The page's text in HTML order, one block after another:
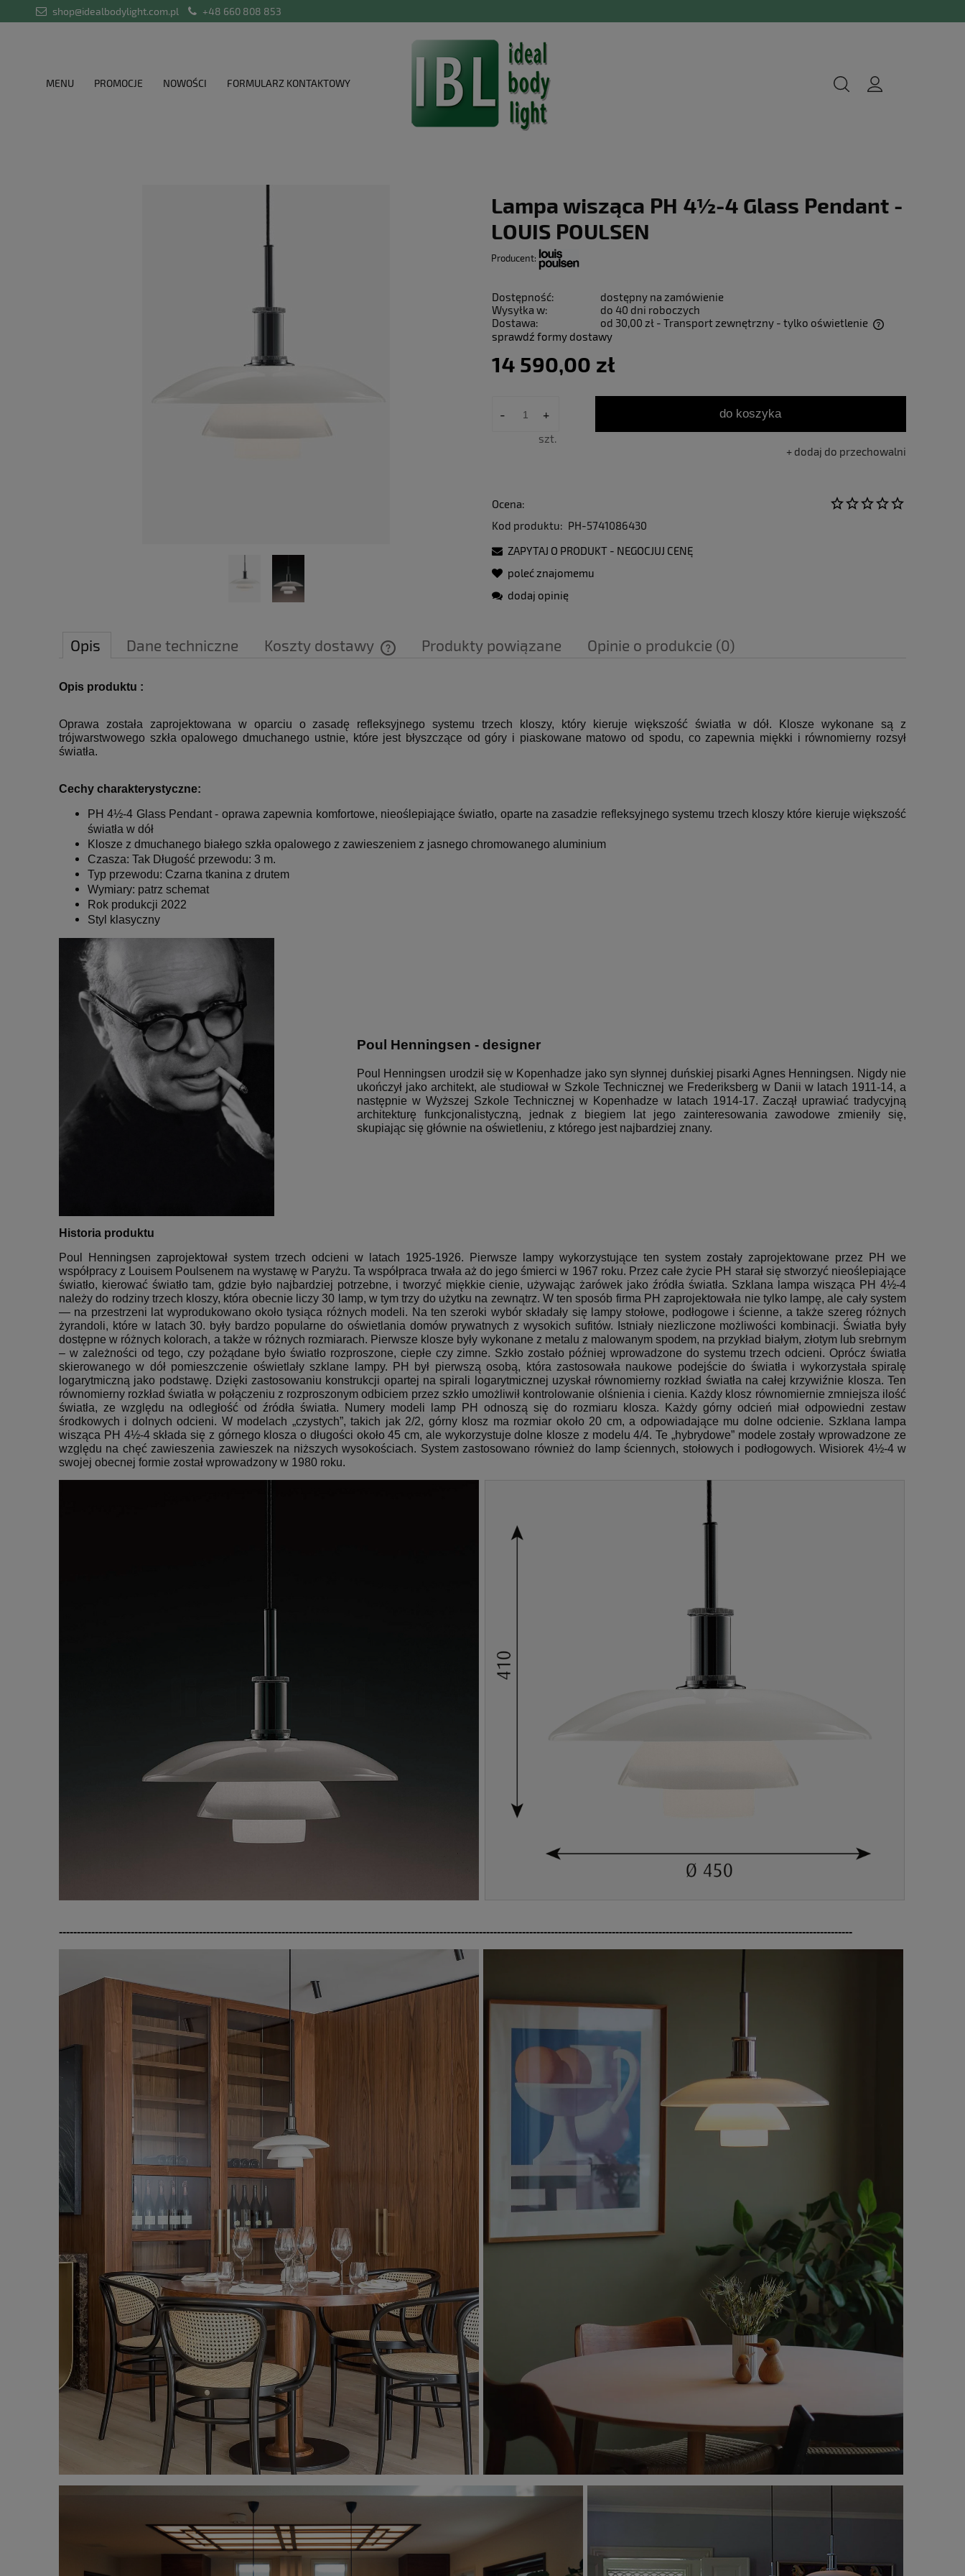
shop@idealbodylight.com.pl +48 660 808 853
MENU PROMOCJE NOWOŚCI FORMULARZ KONTAKTOWY
Lampa wisząca PH 4½-4 Glass Pendant -
LOUIS POULSEN
Producent:
Dostępność:
dostępny na zamówienie
Wysyłka w:
do 40 dni roboczych
Dostawa:
od 30,00 zł - Transport zewnętrzny - tylko oświetlenie
sprawdź formy dostawy
14 590,00 zł
- +
szt.
do koszyka
dodaj do przechowalni
Ocena:
Kod produktu: PH-5741086430
ZAPYTAJ O PRODUKT - NEGOCJUJ CENĘ
poleć znajomemu
dodaj opinię
Opis Dane techniczne Koszty dostawy Produkty powiązane Opinie o produkcie (0)
Opis produktu :
Oprawa została zaprojektowana w oparciu o zasadę refleksyjnego systemu trzech kloszy, który kieruje większość światła w dół.
Klosze wykonane są z
trójwarstwowego szkła opalowego dmuchanego ustnie, które jest błyszczące od góry i piaskowane matowo od spodu, co zapewnia miękki i równomierny rozsył
światła.
Cechy charakterystyczne:
PH4½-4 Glass Pendant- oprawa zapewnia komfortowe, nieoślepiające światło, oparte na zasadzie refleksyjnego systemu trzech kloszy które kieruje większość
światła w dół
Klosze z dmuchanego białego szkła opalowego z zawieszeniem z jasnego chromowanego aluminium
Czasza: Tak Długość przewodu: 3 m.
Typ przewodu: Czarna tkanina z drutem
Wymiary: patrz schemat
Rok produkcji 2022
Styl klasyczny
Poul Henningsen - designer
Poul Henningsen urodził się w Kopenhadze jako syn słynnej duńskiej pisarki Agnes Henningsen. Nigdy nie
ukończył jako architekt, ale studiował w Szkole Technicznej we Frederiksberg w Danii w latach 1911-14, a
następnie w Wyższej Szkole Technicznej w Kopenhadze w latach 1914-17. Zaczął uprawiać tradycyjną
architekturę funkcjonalistyczną, jednak z biegiem lat jego zainteresowania zawodowe zmieniły się,
skupiając się głównie na oświetleniu, z którego jest najbardziej znany.
Historia produktu
Poul Henningsen zaprojektował system trzech odcieni w latach 1925-1926.
Pierwsze lampy wykorzystujące ten system zostały zaprojektowane przez PH we
współpracy z Louisem Poulsenem na wystawę w Paryżu. Ta współpraca trwała aż do jego śmierci w 1967 roku. Przez całe życie PH starał się stworzyć nieoślepiające
światło, kierować światło tam, gdzie było najbardziej potrzebne, i tworzyć miękkie cienie, używając żarówek jako źródła światła. Szklana lampa wisząca PH 4½-4
należy do rodziny trzech kloszy, która obecnie liczy 30 lamp, w tym trzy do użytku na zewnątrz. W ten sposób firma PH zaprojektowała nie tylko lampę, ale cały system
— na przestrzeni lat wyprodukowano około tysiąca różnych modeli. Na ten szeroki wybór składały się lampy stołowe, podłogowe i ścienne, a także szereg różnych
żyrandoli, które w latach 30. były bardzo popularne do oświetlania domów prywatnych z wysokich sufitów.
Istniały niezliczone możliwości kombinacji. Światła były
dostępne w różnych kolorach, a także w różnych rozmiarach. Pierwsze klosze były wykonane z metalu z malowanym spodem, na przykład białym, złotym lub srebrnym
– w zależności od tego, czy pożądane było światło rozproszone, ciepłe czy zimne. Szkło zostało później wprowadzone do systemu trzech odcieni. Oprócz światła
skierowanego w dół pomieszczenie oświetlały szklane lampy.
PH był pierwszą osobą, która zastosowała naukowe podejście do światła i wykorzystała spiralę
logarytmiczną jako podstawę. Dzięki zastosowaniu konstrukcji opartej na spirali logarytmicznej uzyskał równomierny rozkład światła na całej krzywiźnie klosza. Ten
równomierny rozkład światła w połączeniu z rozproszonym odbiciem przez szkło umożliwił kontrolowanie olśnienia i cienia. Każdy klosz równomiernie zmniejsza ilość
światła, ze względu na odległość od źródła światła.
Numery modeli lamp PH odnoszą się do rozmiaru klosza.
Każdy górny odcień miał odpowiedni zestaw
środkowych i dolnych odcieni. W modelach „czystych”, takich jak 2/2, górny klosz ma rozmiar około 20 cm, a odpowiadające mu dolne odcienie. Szklana lampa
wisząca PH 4½-4 składa się z górnego klosza o długości około 45 cm, ale wykorzystuje dolne klosze z modelu 4/4. Te „hybrydowe” modele zostały wprowadzone ze
względu na chęć zawieszenia zawieszek na niższych wysokościach. System zastosowano również do lamp ściennych, stołowych i podłogowych. Wisiorek 4½-4 w
swojej obecnej formie został wprowadzony w 1980 roku.
-----------------------------------------------------------------------------------------------------------------------------------------------------------------------------------------------------------------------------